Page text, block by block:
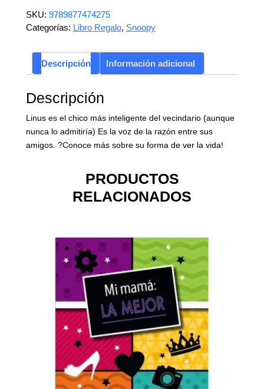
SKU: 9789877474275
Categorías: Libro Regalo, Snoopy
Descripción Información adicional
Descripción
Linus es el chico más inteligente del vecindario (aunque
nunca lo admitiría) Es la voz de la razón entre sus
amigos. ?Conoce más sobre su forma de ver la vida!
PRODUCTOS
RELACIONADOS